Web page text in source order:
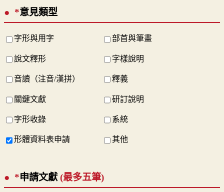
*意見類型
字形與用字 部首與筆畫
說文釋形 字樣說明
音讀（注音/漢拼） 釋義
關鍵文獻 研訂說明
字形收錄 系統
形體資料表申請 其他
*申請文獻 (最多五筆)